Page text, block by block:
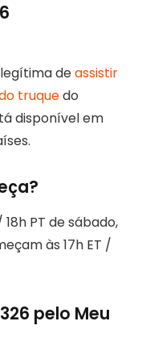
deassistir
truquedo
disponível em
PT de sábado,
às 17h ET /
pelo Meu